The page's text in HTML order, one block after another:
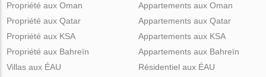
Propriété aux Oman
Propriété aux Qatar
Propriété aux KSA
Propriété aux Bahreïn
Appartements aux Oman
Appartements aux Qatar
Appartements aux KSA
Appartements aux Bahreïn
Villas aux ÉAU
Résidentiel aux ÉAU